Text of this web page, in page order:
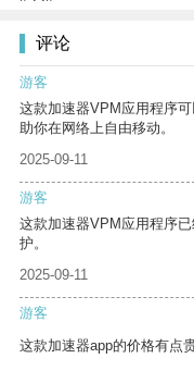
评论
游客
这款加速器VPM应用程序
助你在网络上自由移动。
2025-09-11
游客
这款加速器VPM应用程序
护。
2025-09-11
游客
这款加速器app的价格有点